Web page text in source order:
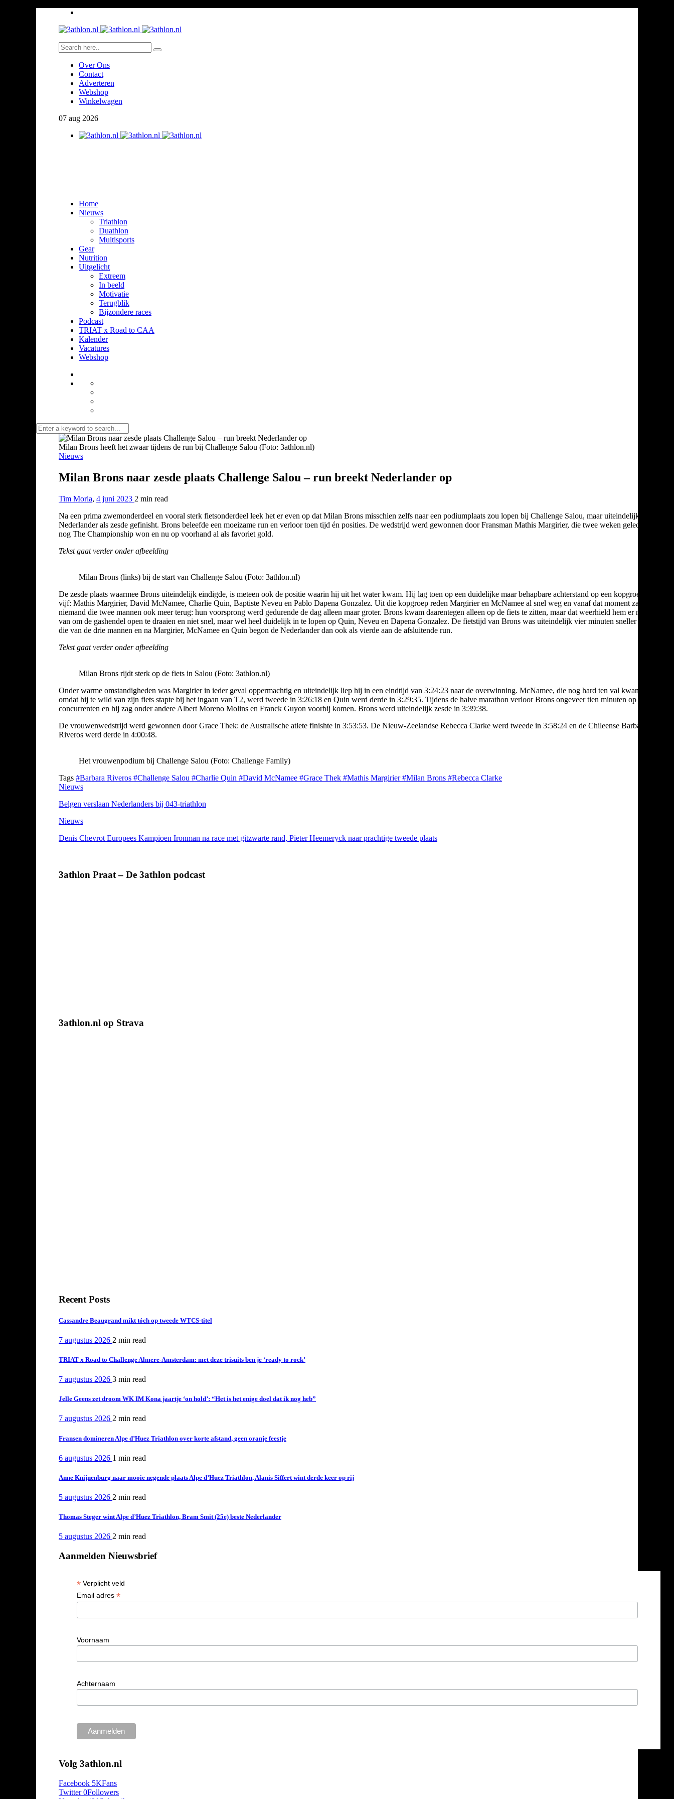
Over Ons
Contact
Adverteren
Webshop
Winkelwagen
07 aug 2026
Home
Nieuws
Triathlon
Duathlon
Multisports
Gear
Nutrition
Uitgelicht
Extreem
In beeld
Motivatie
Terugblik
Bijzondere races
Podcast
TRIAT x Road to CAA
Kalender
Vacatures
Webshop
Milan Brons heeft het zwaar tijdens de run bij Challenge Salou (Foto: 3athlon.nl)
Nieuws
Milan Brons naar zesde plaats Challenge Salou – run breekt Nederlander op
Tim Moria, 4 juni 2023 2 min read
Na een prima zwemonderdeel en vooral sterk fietsonderdeel leek het er even op dat Milan Brons misschien zelfs naar een podiumplaats zou lopen bij Challenge Salou, maar uiteindelijk is de
Nederlander als zesde gefinisht. Brons beleefde een moeizame run en verloor toen tijd én posities. De wedstrijd werd gewonnen door Fransman Mathis Margirier, die twee weken geleden
nog The Championship won en nu op voorhand al als favoriet gold.
Tekst gaat verder onder afbeelding
Milan Brons (links) bij de start van Challenge Salou (Foto: 3athlon.nl)
De zesde plaats waarmee Brons uiteindelijk eindigde, is meteen ook de positie waarin hij uit het water kwam. Hij lag toen op een duidelijke maar behapbare achterstand op een kopgroep van
vijf: Mathis Margirier, David McNamee, Charlie Quin, Baptiste Neveu en Pablo Dapena Gonzalez. Uit die kopgroep reden Margirier en McNamee al snel weg en vanaf dat moment zag
niemand die twee mannen ook meer terug: hun voorsprong werd gedurende de dag alleen maar groter. Brons kwam daarentegen alleen op de fiets te zitten, maar dat weerhield hem er niet
van om de gashendel open te draaien en niet snel, maar wel heel duidelijk in te lopen op Quin, Neveu en Dapena Gonzalez. De fietstijd van Brons was uiteindelijk vier minuten sneller dan
die van de drie mannen en na Margirier, McNamee en Quin begon de Nederlander dan ook als vierde aan de afsluitende run.
Tekst gaat verder onder afbeelding
Milan Brons rijdt sterk op de fiets in Salou (Foto: 3athlon.nl)
Onder warme omstandigheden was Margirier in ieder geval oppermachtig en uiteindelijk liep hij in een eindtijd van 3:24:23 naar de overwinning. McNamee, die nog hard ten val kwam
omdat hij te wild van zijn fiets stapte bij het ingaan van T2, werd tweede in 3:26:18 en Quin werd derde in 3:29:35. Tijdens de halve marathon verloor Brons ongeveer tien minuten op zijn
concurrenten en hij zag onder andere Albert Moreno Molins en Franck Guyon voorbij komen. Brons werd uiteindelijk zesde in 3:39:38.
De vrouwenwedstrijd werd gewonnen door Grace Thek: de Australische atlete finishte in 3:53:53. De Nieuw-Zeelandse Rebecca Clarke werd tweede in 3:58:24 en de Chileense Barbara
Riveros werd derde in 4:00:48.
Het vrouwenpodium bij Challenge Salou (Foto: Challenge Family)
Tags #Barbara Riveros #Challenge Salou #Charlie Quin #David McNamee #Grace Thek #Mathis Margirier#Milan Brons #Rebecca Clarke
Nieuws
Belgen verslaan Nederlanders bij 043-triathlon
Nieuws
Denis Chevrot Europees Kampioen Ironman na race met gitzwarte rand, Pieter Heemeryck naar prachtige tweede plaats
3athlon Praat – De 3athlon podcast
3athlon.nl op Strava
Recent Posts
Cassandre Beaugrand mikt tóch op tweede WTCS-titel
7 augustus 2026 2 min read
TRIAT x Road to Challenge Almere-Amsterdam: met deze trisuits ben je ‘ready to rock’
7 augustus 2026 3 min read
Jelle Geens zet droom WK IM Kona jaartje ‘on hold’: “Het is het enige doel dat ik nog heb”
7 augustus 2026 2 min read
Fransen domineren Alpe d’Huez Triathlon over korte afstand, geen oranje feestje
6 augustus 2026 1 min read
Anne Knijnenburg naar mooie negende plaats Alpe d’Huez Triathlon, Alanis Siffert wint derde keer op rij
5 augustus 2026 2 min read
Thomas Steger wint Alpe d’Huez Triathlon, Bram Smit (25e) beste Nederlander
5 augustus 2026 2 min read
Aanmelden Nieuwsbrief
* Verplicht veld
Email adres *
Voornaam
Achternaam
Volg 3athlon.nl
Facebook 5KFans
Twitter 0Followers